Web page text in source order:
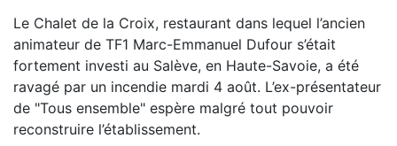
Le Chalet de la Croix, restaurant dans lequel l’ancien
animateur de TF1 Marc-Emmanuel Dufour s’était
fortement investi au Salève, en Haute-Savoie, a été
ravagé par un incendie mardi 4 août. L’ex-présentateur
de "Tous ensemble" espère malgré tout pouvoir
reconstruire l’établissement.